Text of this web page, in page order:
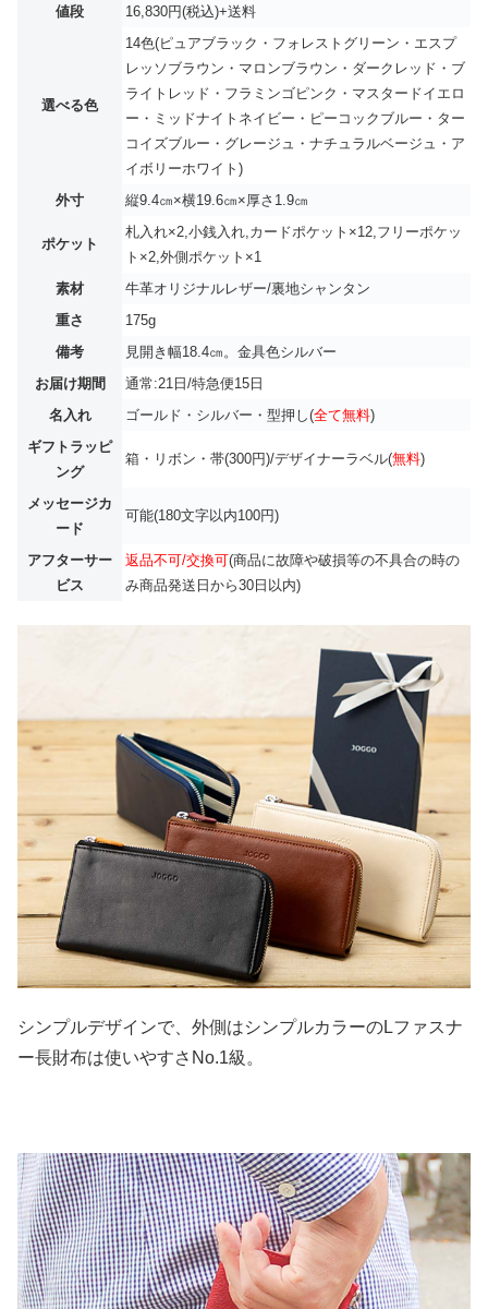
値段 16,830円(税込)+送料
選べる色
14色(ピュアブラック・フォレストグリーン・エスプ
レッソブラウン・マロンブラウン・ダークレッド・ブ
ライトレッド・フラミンゴピンク・マスタードイエロ
ー・ミッドナイトネイビー・ピーコックブルー・ター
コイズブルー・グレージュ・ナチュラルベージュ・ア
イボリーホワイト)
外寸
縦9.4㎝×横19.6㎝×厚さ1.9㎝
ポケット
札入れ×2,小銭入れ,カードポケット×12,フリーポケッ
ト×2,外側ポケット×1
素材
牛革オリジナルレザー/裏地シャンタン
重さ
175g
備考
見開き幅18.4㎝。金具色シルバー
お届け期間
通常:21日/特急便15日
名入れ
ゴールド・シルバー・型押し(全て無料)
ギフトラッピ
ング
箱・リボン・帯(300円)/デザイナーラベル(無料)
メッセージカ
ード
可能(180文字以内100円)
アフターサー
ビス
返品不可/交換可(商品に故障や破損等の不具合の時の
み商品発送日から30日以内)
シンプルデザインで、外側はシンプルカラーのLファスナ
ー長財布は使いやすさNo.1級。